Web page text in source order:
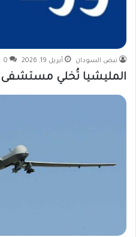
نبض السودان أبريل 19, 2026 0
المليشيا تُخلي مستشفى